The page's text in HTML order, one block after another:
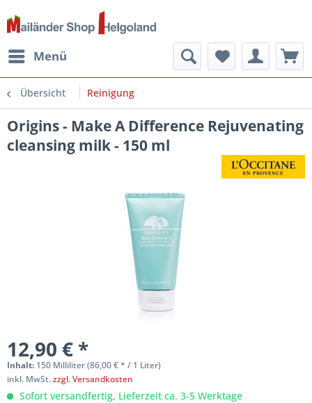
Menü
Übersicht Reinigung
Origins - Make A Difference Rejuvenating
cleansing milk - 150 ml
12,90 € *
Inhalt: 150 Milliliter (86,00 € * / 1 Liter)
inkl. MwSt.zzgl. Versandkosten
Sofort versandfertig, Lieferzeit ca. 3-5 Werktage